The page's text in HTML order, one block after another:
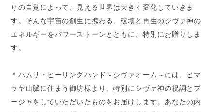
りの自覚によって、見える世界は大きく変化していきま
す。そんな宇宙の創生に携わる、破壊と再生のシヴァ神の
エネルギーをパワーストーンとともに、特別にお贈りしま
す。
＊ハムサ・ヒーリングハンド～シヴァオーム～には、ヒマ
ラヤ山脈に住まう御坊様より、特別にシヴァ神の祝詞とプ
ージャをしていただいたものをお届けします。あなたの内